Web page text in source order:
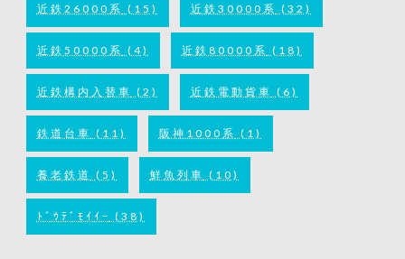
近鉄26000系 (15) 近鉄30000系 (32)
近鉄50000系 (4) 近鉄80000系 (18)
近鉄構内入替車 (2) 近鉄電動貨車 (6)
鉄道台車 (11) 阪神1000系 (1)
養老鉄道 (5) 鮮魚列車 (10)
ﾄﾞｳﾃﾞﾓｲｲｰ (38)